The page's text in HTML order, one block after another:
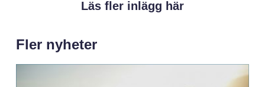
Läs fler inlägg här
Fler nyheter